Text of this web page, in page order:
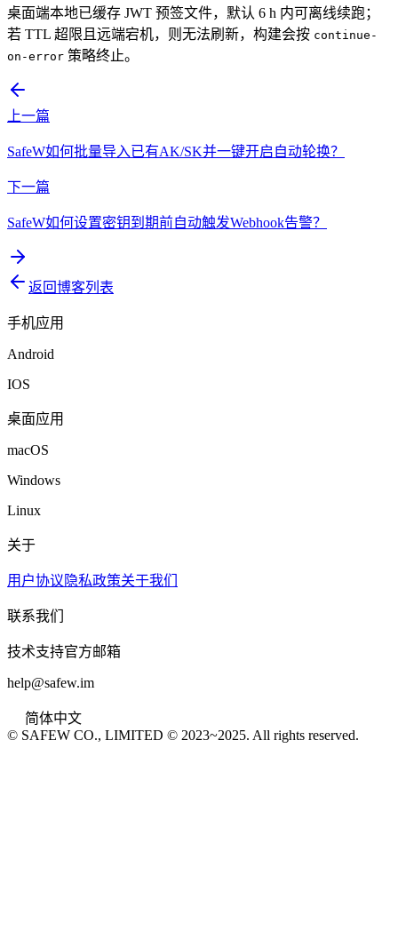
桌面端本地已缓存 JWT 预签文件，默认 6 h 内可离线续跑；
若 TTL 超限且远端宕机，则无法刷新，构建会按 continue-
on-error 策略终止。
上一篇
SafeW如何批量导入已有AK/SK并一键开启自动轮换？
下一篇
SafeW如何设置密钥到期前自动触发Webhook告警？
返回博客列表
手机应用
Android
IOS
桌面应用
macOS
Windows
Linux
关于
用户协议 隐私政策关于我们
联系我们
技术支持官方邮箱
help@safew.im
简体中文
© SAFEW CO., LIMITED © 2023~2025. All rights reserved.